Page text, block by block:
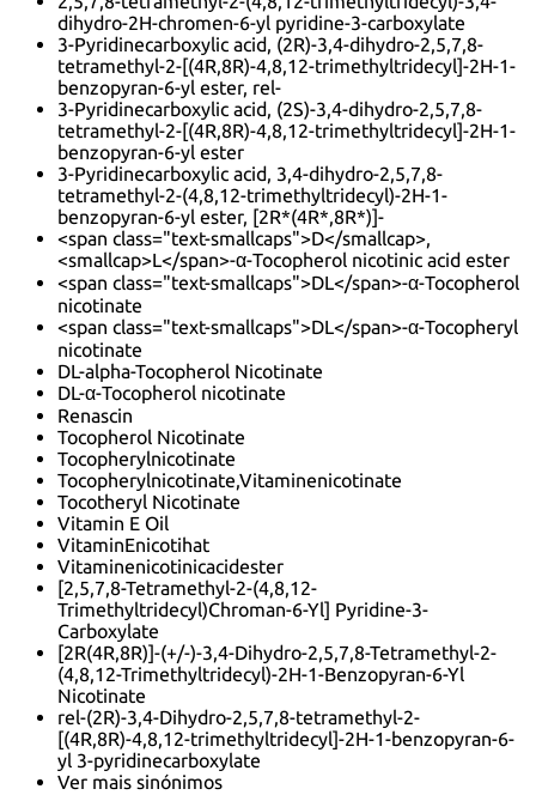
dihydro-2H-chromen-6-yl pyridine-3-carboxylate
3-Pyridinecarboxylic acid, (2R)-3,4-dihydro-2,5,7,8-
tetramethyl-2-[(4R,8R)-4,8,12-trimethyltridecyl]-2H-1-
benzopyran-6-yl ester, rel-
3-Pyridinecarboxylic acid, (2S)-3,4-dihydro-2,5,7,8-
tetramethyl-2-[(4R,8R)-4,8,12-trimethyltridecyl]-2H-1-
benzopyran-6-yl ester
3-Pyridinecarboxylic acid, 3,4-dihydro-2,5,7,8-
tetramethyl-2-(4,8,12-trimethyltridecyl)-2H-1-
benzopyran-6-yl ester, [2R*(4R*,8R*)]-
<span class="text-smallcaps">D</smallcap>,
<smallcap>L</span>-α-Tocopherol nicotinic acid ester
<span class="text-smallcaps">DL</span>-α-Tocopherol
nicotinate
<span class="text-smallcaps">DL</span>-α-Tocopheryl
nicotinate
DL-alpha-Tocopherol Nicotinate
DL-α-Tocopherol nicotinate
Renascin
Tocopherol Nicotinate
Tocopherylnicotinate
Tocopherylnicotinate,Vitaminenicotinate
Tocotheryl Nicotinate
Vitamin E Oil
VitaminEnicotihat
Vitaminenicotinicacidester
[2,5,7,8-Tetramethyl-2-(4,8,12-
Trimethyltridecyl)Chroman-6-Yl] Pyridine-3-
Carboxylate
[2R(4R,8R)]-(+/-)-3,4-Dihydro-2,5,7,8-Tetramethyl-2-
(4,8,12-Trimethyltridecyl)-2H-1-Benzopyran-6-Yl
Nicotinate
rel-(2R)-3,4-Dihydro-2,5,7,8-tetramethyl-2-
[(4R,8R)-4,8,12-trimethyltridecyl]-2H-1-benzopyran-6-
yl 3-pyridinecarboxylate
Ver mais sinónimos